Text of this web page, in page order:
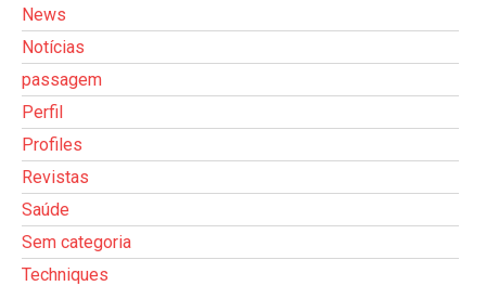
News
Notícias
passagem
Perfil
Profiles
Revistas
Saúde
Sem categoria
Techniques